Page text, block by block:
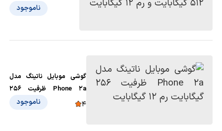
ظرفیت 512 گیگابایت و رم
ناموجود
گوشی موبایل ناتینگ مدل
Phone 2a ظرفیت 256
گیگابایت رم 12 گیگابایت
4 ناموجود